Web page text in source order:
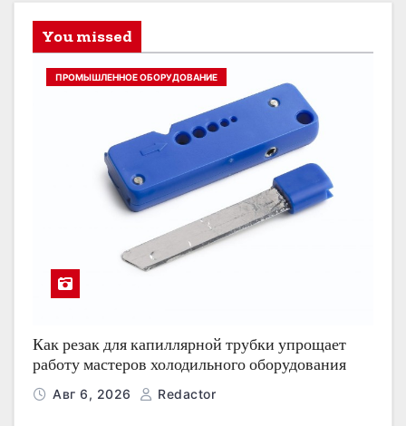
You missed
ПРОМЫШЛЕННОЕ ОБОРУДОВАНИЕ
Как резак для капиллярной трубки упрощает
работу мастеров холодильного оборудования
Авг 6, 2026 Redactor